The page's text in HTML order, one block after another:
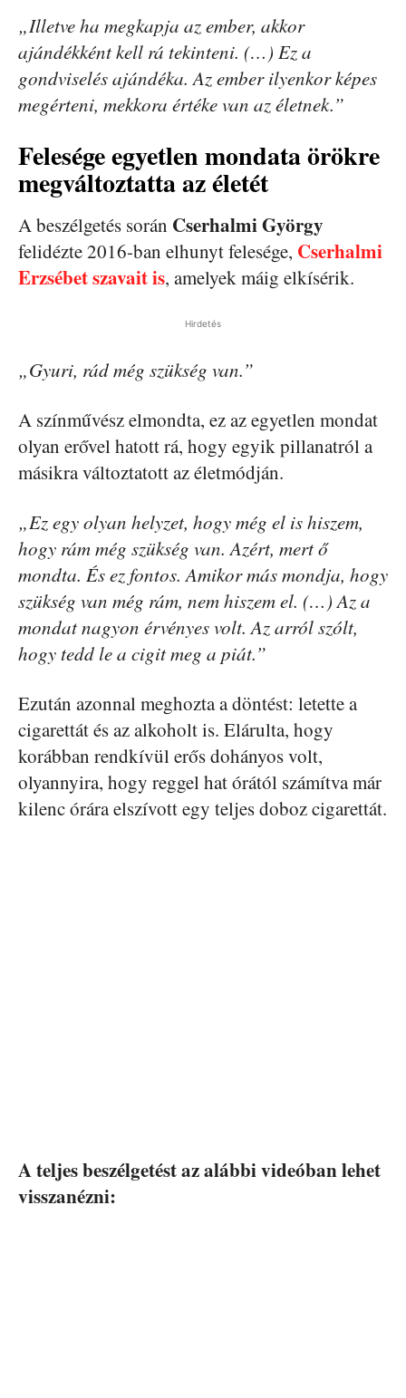
„Illetve ha megkapja az ember, akkor
ajándékként kell rá tekinteni. (…) Ez a
gondviselés ajándéka. Az ember ilyenkor képes
megérteni, mekkora értéke van az életnek.”
Felesége egyetlen mondata örökre
megváltoztatta az életét
A beszélgetés során Cserhalmi György
felidézte 2016-ban elhunyt felesége, Cserhalmi
Erzsébet szavait is, amelyek máig elkísérik.
Hirdetés
„Gyuri, rád még szükség van.”
A színművész elmondta, ez az egyetlen mondat
olyan erővel hatott rá, hogy egyik pillanatról a
másikra változtatott az életmódján.
„Ez egy olyan helyzet, hogy még el is hiszem,
hogy rám még szükség van. Azért, mert ő
mondta. És ez fontos. Amikor más mondja, hogy
szükség van még rám, nem hiszem el. (…) Az a
mondat nagyon érvényes volt. Az arról szólt,
hogy tedd le a cigit meg a piát.”
Ezután azonnal meghozta a döntést: letette a
cigarettát és az alkoholt is. Elárulta, hogy
korábban rendkívül erős dohányos volt,
olyannyira, hogy reggel hat órától számítva már
kilenc órára elszívott egy teljes doboz cigarettát.
A teljes beszélgetést az alábbi videóban lehet
visszanézni: